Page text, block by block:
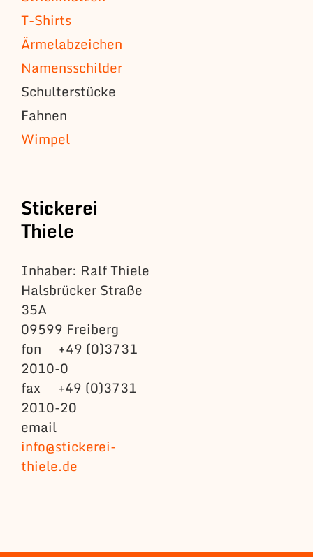
T-Shirts
Ärmelabzeichen
Namensschilder
Schulterstücke
Fahnen
Wimpel
Stickerei
Thiele
Inhaber: Ralf Thiele
Halsbrücker Straße
35A
09599 Freiberg
fon +49 (0)3731
2010-0
fax +49 (0)3731
2010-20
email
info@stickerei-
thiele.de